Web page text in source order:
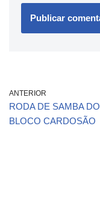
ANTERIOR
RODA DE SAMBA DO
BLOCO CARDOSÃO